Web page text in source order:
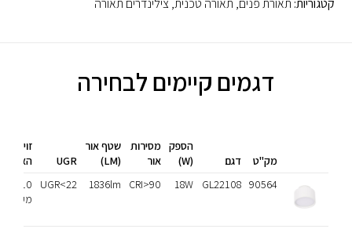
דגמים קיימים לבחירה
מק"ט דגם
הספק
(W)
מסירות
אור
שטף אור
(LM)
UGR
זוית
הארה
90564
GL22108
18W
CRI>90
1836lm
UGR<22
110
מעלות